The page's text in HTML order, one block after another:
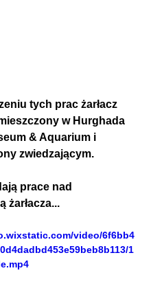
tych prac żarłacz
w Hurghada
& Aquarium i
zwiedzającym.
prace nad
żarłacza...
video/6f6bb4
1